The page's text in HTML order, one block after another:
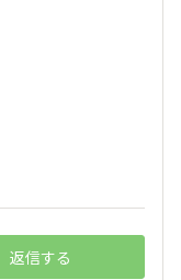
返信する